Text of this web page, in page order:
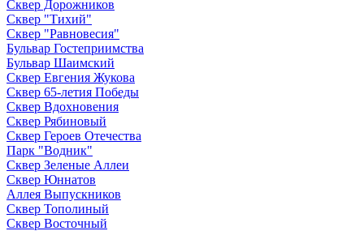
Сквер Дорожников
Сквер "Тихий"
Cквер "Равновесия"
Бульвар Гостеприимства
Бульвар Шаимский
Сквер Евгения Жукова
Сквер 65-летия Победы
Сквер Вдохновения
Сквер Рябиновый
Сквер Героев Отечества
Парк "Водник"
Сквер Зеленые Аллеи
Сквер Юннатов
Аллея Выпускников
Сквер Тополиный
Сквер Восточный